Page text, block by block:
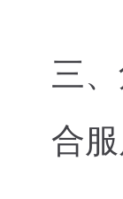
三
合